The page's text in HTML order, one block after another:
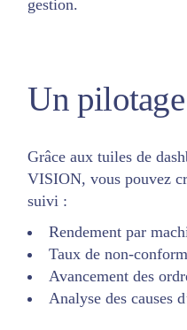
gestion.
Un
Grâce aux tuiles de
VISION, vous pouvez
suivi :
Rendement par
Taux de non-
Avancement des
Analyse des causes